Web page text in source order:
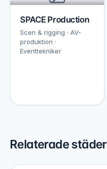
SPACE Production
Scen & rigging · AV-
produktion ·
Eventtekniker
Relaterade städer